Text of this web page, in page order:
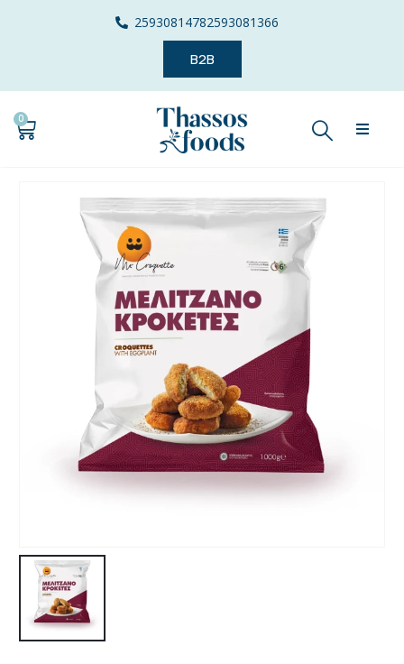
25930814782593081366
B2B
0